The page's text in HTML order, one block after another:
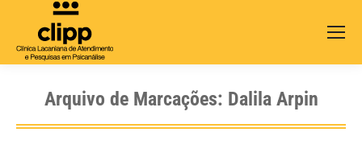
Arquivo de Marcações: Dalila Arpin